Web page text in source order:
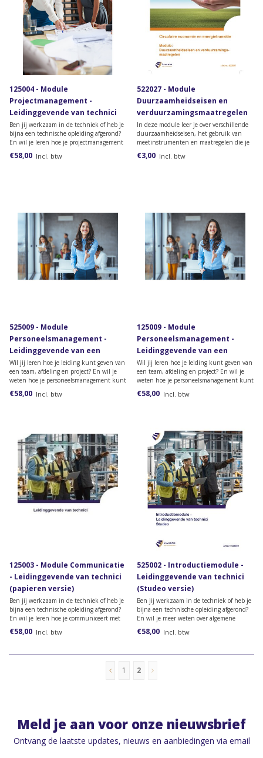
125004 - Module
Projectmanagement -
Leidinggevende van technici
(papieren versie)
Ben jij werkzaam in de techniek of heb je
bijna een technische opleiding afgerond?
En wil je leren hoe je projectmanagement
toepast binnen een technisch bedrijf?
Bestel dan deze online module van de
€58,00 Incl. btw
522027 - Module
Duurzaamheidseisen en
verduurzamingsmaatregelen
In deze module leer je over verschillende
duurzaamheidseisen, het gebruik van
meetinstrumenten en maatregelen die je
kunt nemen om een woning te
verduurzamen.
€3,00 Incl. btw
525009 - Module
Personeelsmanagement -
Leidinggevende van een
team/afdeling/project (Studeo
versie)
Wil jij leren hoe je leiding kunt geven van
een team, afdeling en project? En wil je
weten hoe je personeelsmanagement kunt
vormgeven? Bestel dan deze online
module van het lesmateriaal van de
€58,00 Incl. btw
125009 - Module
Personeelsmanagement -
Leidinggevende van een
team/afdeling/project
(papieren versie)
Wil jij leren hoe je leiding kunt geven van
een team, afdeling en project? En wil je
weten hoe je personeelsmanagement kunt
vormgeven? Bestel dan deze module van
het lesmateriaal van de opleiding
€58,00 Incl. btw
125003 - Module Communicatie
- Leidinggevende van technici
(papieren versie)
Ben jij werkzaam in de techniek of heb je
bijna een technische opleiding afgerond?
En wil je leren hoe je communiceert met
een team binnen een technisch bedrijf?
Bestel dan deze online module van de
€58,00 Incl. btw
525002 - Introductiemodule -
Leidinggevende van technici
(Studeo versie)
Ben jij werkzaam in de techniek of heb je
bijna een technische opleiding afgerond?
En wil je meer weten over algemene
vaardigheden bij leidinggeven binnen een
technisch bedrijf? Bestel dan deze online
van technici.
€58,00 Incl. btw
1 2
Meld je aan voor onze nieuwsbrief
Ontvang de laatste updates, nieuws en aanbiedingen via email